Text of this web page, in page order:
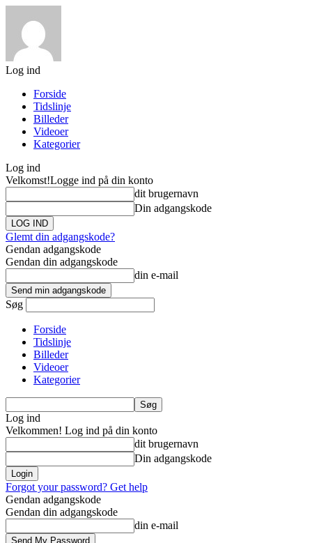
Log ind
Forside
Tidslinje
Billeder
Videoer
Kategorier
Log ind
Velkomst!Logge ind på din konto
dit brugernavn
Din adgangskode
Glemt din adgangskode?
Gendan adgangskode
Gendan din adgangskode
din e-mail
Søg
Forside
Tidslinje
Billeder
Videoer
Kategorier
Log ind
Velkommen! Log ind på din konto
dit brugernavn
Din adgangskode
Forgot your password? Get help
Gendan adgangskode
Gendan din adgangskode
din e-mail